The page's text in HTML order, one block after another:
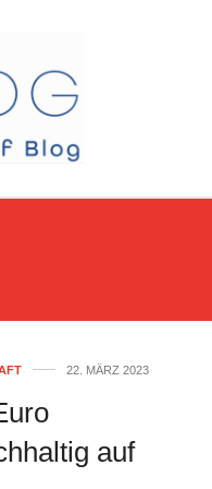
22. MÄRZ 2023
auf